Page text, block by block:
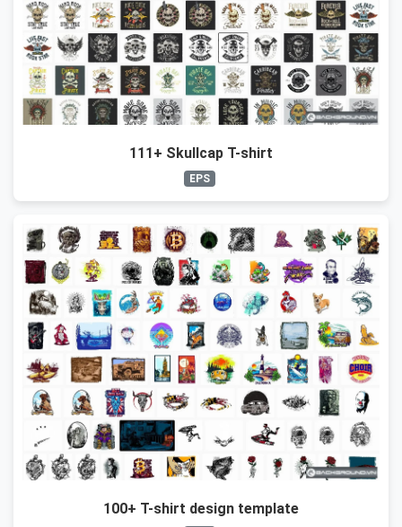
111+ Skullcap T-shirt
EPS
100+ T-shirt design template